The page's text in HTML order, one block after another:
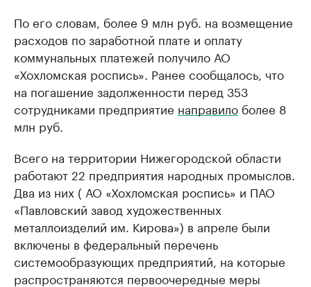
По его словам, более 9 млн руб. на возмещение
расходов по заработной плате и оплату
коммунальных платежей получило АО
«Хохломская роспись». Ранее сообщалось, что
на погашение задолженности перед 353
сотрудниками предприятие направило более 8
млн руб.
Всего на территории Нижегородской области
работают 22 предприятия народных промыслов.
Два из них ( АО «Хохломская роспись» и ПАО
«Павловский завод художественных
металлоизделий им. Кирова») в апреле были
включены в федеральный перечень
системообразующих предприятий, на которые
распространяются первоочередные меры